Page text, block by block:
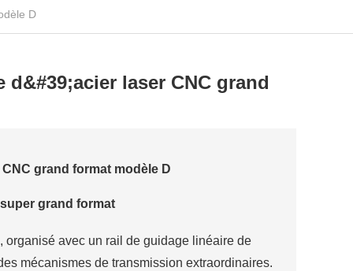
D
laser CNC grand
grand format modèle D
grand format
avec un rail de guidage linéaire de
mécanismes de transmission extraordinaires.